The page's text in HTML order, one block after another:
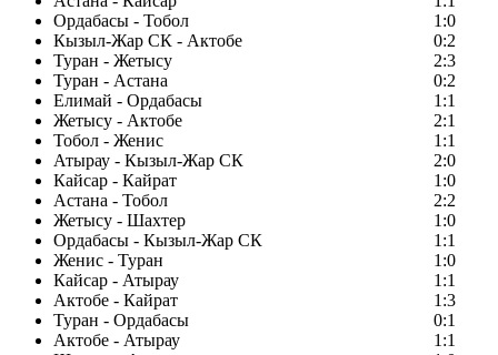
Ордабасы - Тобол
1:0
Кызыл-Жар СК - Актобе
0:2
Туран - Жетысу
2:3
Туран - Астана
0:2
Елимай - Ордабасы
1:1
Жетысу - Актобе
2:1
Тобол - Женис
1:1
Атырау - Кызыл-Жар СК
2:0
Кайсар - Кайрат
1:0
Астана - Тобол
2:2
Жетысу - Шахтер
1:0
Ордабасы - Кызыл-Жар СК
1:1
Женис - Туран
1:0
Кайсар - Атырау
1:1
Актобе - Кайрат
1:3
Туран - Ордабасы
0:1
Актобе - Атырау
1:1